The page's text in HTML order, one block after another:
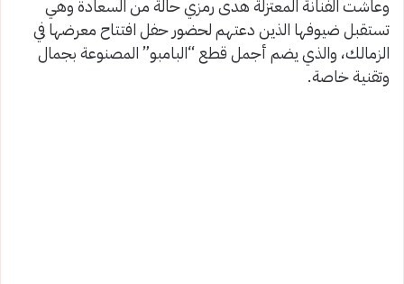
وعاشت الفنانة المعتزلة هدى رمزي حالة من السعادة وهي
تستقبل ضيوفها الذين دعتهم لحضور حفل افتتاح معرضها في
الزمالك، والذي يضم أجمل قطع “البامبو” المصنوعة بجمال
وتقنية خاصة.